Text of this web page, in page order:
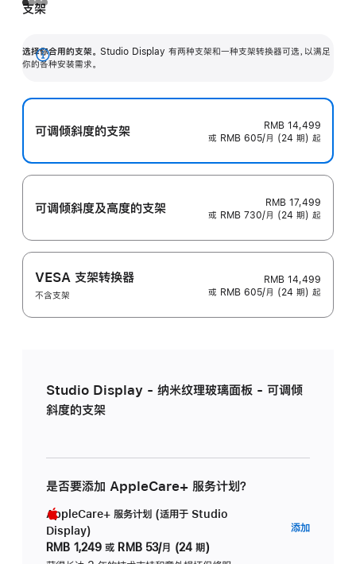
支架
选择你合用的支架。 Studio Display 有两种支架和一种支架转换器可选，以满足
你的各种安装需求。
展
可调倾斜度的支架
RMB 14,499
或 RMB 605/月 (24 期) 起
可调倾斜度及高‍度的支‍架
RMB 17,499
或 RMB 730/月 (24 期) 起
VESA 支架转换器
不含支架
RMB 14,499
或 RMB 605/月 (24 期) 起
Studio Display - 纳米纹理玻璃面板 - 可调倾
斜度的支架
是否要添加 AppleCare+ 服务计划？
AppleCare+ 服务计划 (适用于 Studio
Display)
RMB 1,249 或 RMB 53/月 (24 期)
添加